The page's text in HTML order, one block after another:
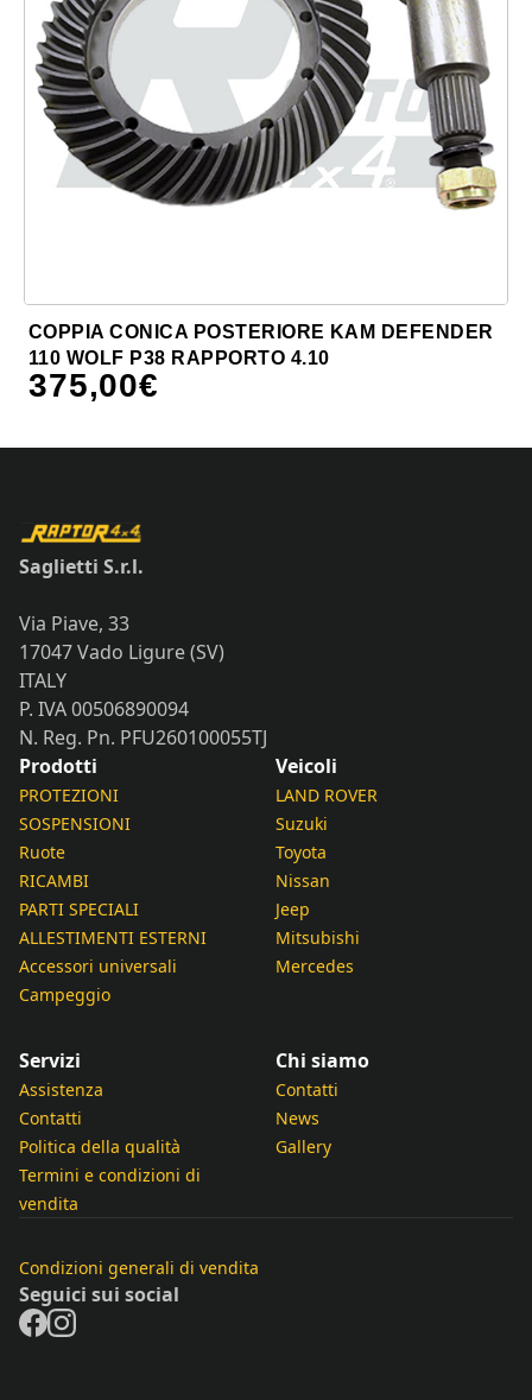
COPPIA CONICA POSTERIORE KAM DEFENDER
110 WOLF P38 RAPPORTO 4.10
375,00€
Saglietti S.r.l.
Via Piave, 33
17047 Vado Ligure (SV)
ITALY
P. IVA 00506890094
N. Reg. Pn. PFU260100055TJ
Prodotti
PROTEZIONI
SOSPENSIONI
Ruote
RICAMBI
PARTI SPECIALI
ALLESTIMENTI ESTERNI
Accessori universali
Campeggio
Veicoli
LAND ROVER
Suzuki
Toyota
Nissan
Jeep
Mitsubishi
Mercedes
Servizi
Assistenza
Contatti
Politica della qualità
Termini e condizioni di
vendita
Chi siamo
Contatti
News
Gallery
Condizioni generali di vendita
Seguici sui social